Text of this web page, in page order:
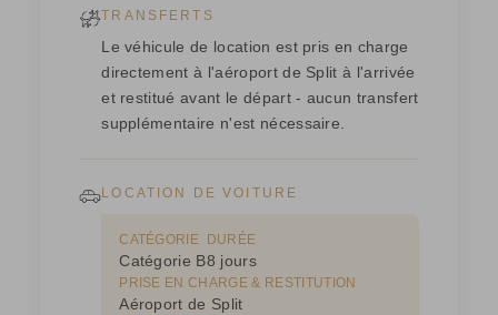
TRANSFERTS
Le véhicule de location est pris en charge
directement à l'aéroport de Split à l'arrivée
et restitué avant le départ - aucun transfert
supplémentaire n'est nécessaire.
LOCATION DE VOITURE
CATÉGORIE
Catégorie B
DURÉE
8 jours
PRISE EN CHARGE & RESTITUTION
Aéroport de Split